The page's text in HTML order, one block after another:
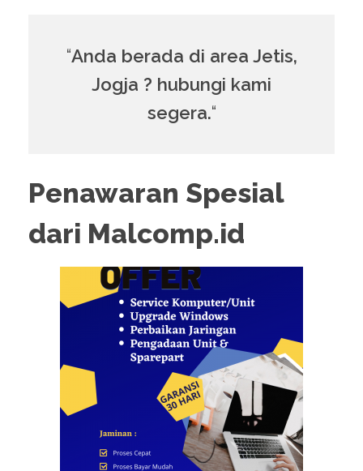
“Anda berada di area Jetis,
Jogja ? hubungi kami
segera.“
Penawaran Spesial
dari Malcomp.id